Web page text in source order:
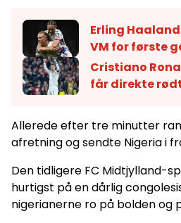
Erling
VM for første
Cristiano
får direkte
Allerede efter tre minutter
afretning og sendte Nigeria i
Den tidligere FC Midtjylland-
hurtigst på en dårlig
nigerianerne ro på bolden og